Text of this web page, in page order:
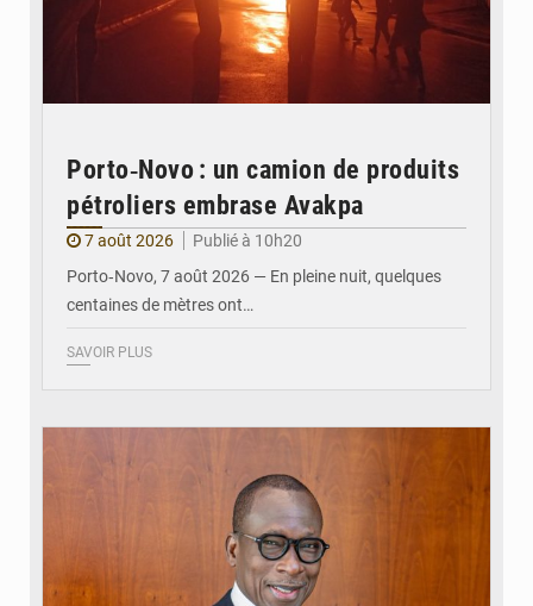
Porto‑Novo : un camion de produits
pétroliers embrase Avakpa
7 août 2026
Publié à 10h20
Porto‑Novo, 7 août 2026 — En pleine nuit, quelques
centaines de mètres ont…
SAVOIR PLUS